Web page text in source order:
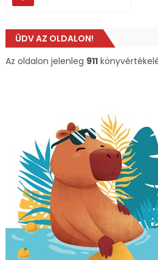
ÜDV AZ OLDALON!
Az oldalon jelenleg 911